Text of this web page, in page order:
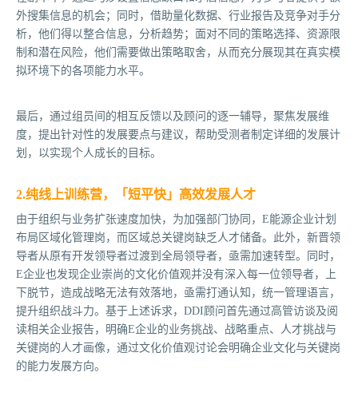
外搜集信息的机会；同时，借助量化数据、行业报告及竞争对手分
析，他们得以整合信息，分析趋势；面对不同的策略选择、资源限
制和潜在风险，他们需要做出策略取舍，从而充分展现其在真实模
拟环境下的各项能力水平。
最后，通过组员间的相互反馈以及顾问的逐一辅导，聚焦发展维
度，提出针对性的发展要点与建议，帮助受测者制定详细的发展计
划，以实现个人成长的目标。
2.纯线上训练营，「短平快」高效发展人才
由于组织与业务扩张速度加快，为加强部门协同，E能源企业计划
布局区域化管理岗，而区域总关键岗缺乏人才储备。此外，新晋领
导者从原有开发领导者过渡到全局领导者，亟需加速转型。同时，
E企业也发现企业崇尚的文化价值观并没有深入每一位领导者，上
下脱节，造成战略无法有效落地，亟需打通认知，统一管理语言，
提升组织战斗力。基于上述诉求，DDI顾问首先通过高管访谈及阅
读相关企业报告，明确E企业的业务挑战、战略重点、人才挑战与
关键岗的人才画像，通过文化价值观讨论会明确企业文化与关键岗
的能力发展方向。